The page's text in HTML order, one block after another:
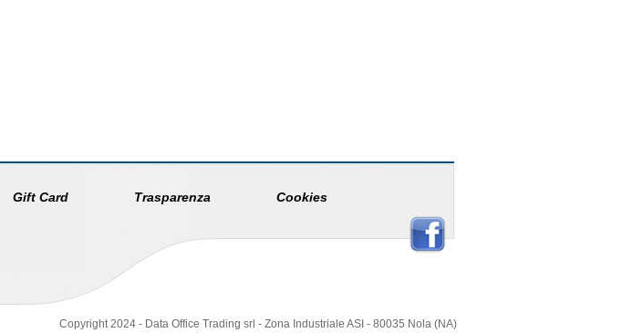
Gift Card Trasparenza Cookies
Copyright 2024 - Data Office Trading srl - Zona Industriale ASI - 80035 Nola (NA)